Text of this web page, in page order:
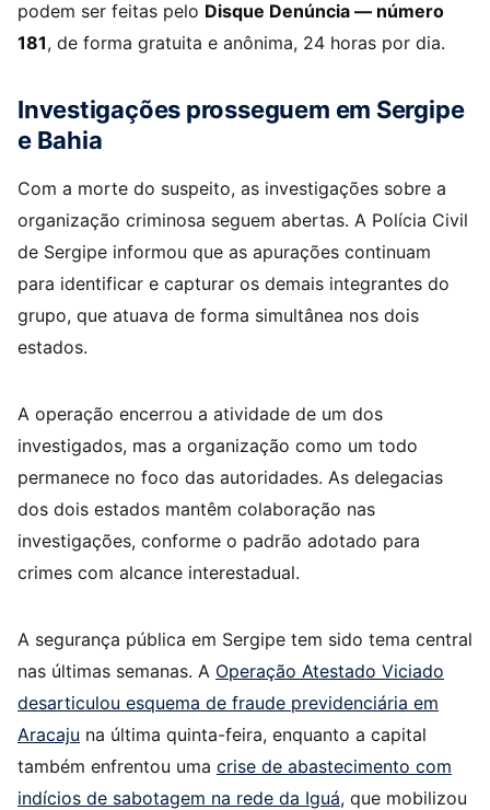
podem ser feitas pelo Disque Denúncia — número
181, de forma gratuita e anônima, 24 horas por dia.
Investigações prosseguem em Sergipe
e Bahia
Com a morte do suspeito, as investigações sobre a
organização criminosa seguem abertas. A Polícia Civil
de Sergipe informou que as apurações continuam
para identificar e capturar os demais integrantes do
grupo, que atuava de forma simultânea nos dois
estados.
A operação encerrou a atividade de um dos
investigados, mas a organização como um todo
permanece no foco das autoridades. As delegacias
dos dois estados mantêm colaboração nas
investigações, conforme o padrão adotado para
crimes com alcance interestadual.
A segurança pública em Sergipe tem sido tema central
nas últimas semanas. A Operação Atestado Viciado
desarticulou esquema de fraude previdenciária em
Aracaju na última quinta-feira, enquanto a capital
também enfrentou uma crise de abastecimento com
indícios de sabotagem na rede da Iguá, que mobilizou